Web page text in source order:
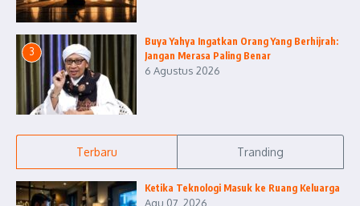
3
Buya Yahya Ingatkan Orang Yang Berhijrah:
Jangan Merasa Paling Benar
6 Agustus 2026
Terbaru Tranding
Ketika Teknologi Masuk ke Ruang Keluarga
Agu 07, 2026